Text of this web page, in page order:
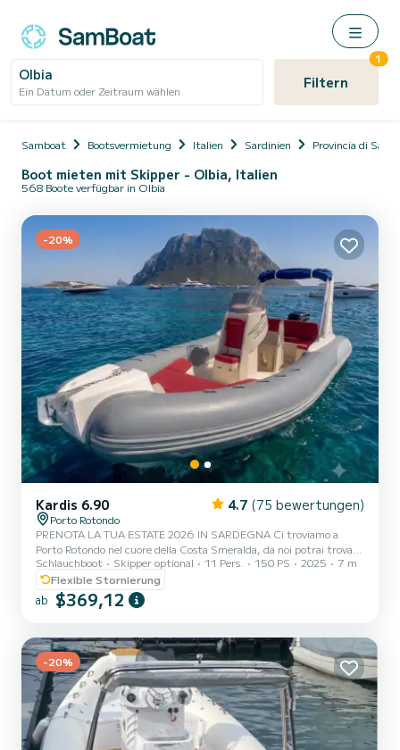
Olbia
Ein Datum oder Zeitraum wählen Filtern
1
Samboat Bootsvermietung Italien Sardinien Provincia di
Boot mieten mit Skipper - Olbia, Italien
568 Boote verfügbar in Olbia
-20%
Kardis 6.90 4.7 (75 bewertungen)
Porto Rotondo
PRENOTA LA TUA ESTATE 2026 IN SARDEGNA Ci troviamo a
Porto Rotondo nel cuore della Costa Smeralda, da noi potrai trovare
il parcheggio della tua macchina custodito ed anche un piccolo bar
per potersi rilassare guardando il nostro meraviglioso mare. Questo
bellissimo gommone è un Kardis Tatanka 700 e possiamo trovarci:
Doccetta Tendalino copri sole Tappezzeria completa GPS Tano Frigo
del noleggio. La benzina si paga o alla...
Schlauchboot Skipper optional 11 Pers. 150 PS 2025
7 m
Flexible Stornierung
ab $369,12
-20%